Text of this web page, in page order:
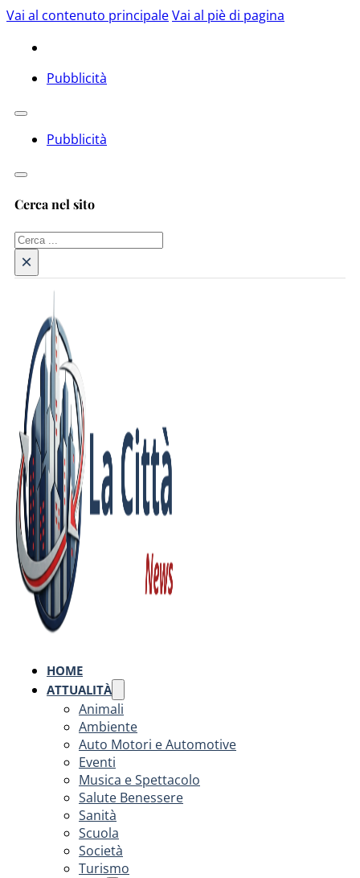
Vai al contenuto principaleVai al piè di pagina
Pubblicità
Pubblicità
Cerca nel sito
Cerca
×
HOME
ATTUALITÀ
Animali
Ambiente
Auto Motori e Automotive
Eventi
Musica e Spettacolo
Salute Benessere
Sanità
Scuola
Società
Turismo